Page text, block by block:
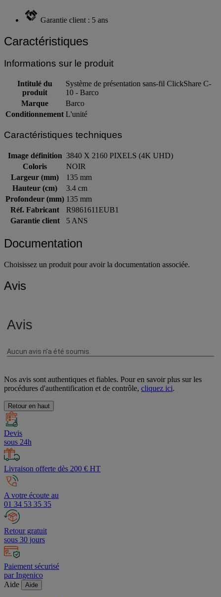
Garantie client : 5 ans
Caractéristiques
Informations sur le produit
Intitulé du
produit
Système de présentation sans-fil ClickShare C-
10 - Barco
Marque
Barco
Conditionnement L'unité
Caractéristiques techniques
Image définition 3840 X 2160 PIXELS (4K UHD)
Coloris
NOIR
Largeur (mm)
135 mm
Hauteur (cm)
3.4 cm
Profondeur (mm) 135 mm
Réf. Fabricant
R9861611EUB1
Garantie client
5 ANS
Documentation
Choisissez un produit pour avoir la documentation associée.
Avis
Nos avis sont authentiques et fiables. Pour en savoir plus sur les
procédures d'authentification et de contrôle, cliquez ici.
Retour en haut
Devis
sous 24h
Livraison offerte dès 200 € HT
A votre écoute au
01 34 53 35 35
Retour gratuit
sous 30 jours
Paiement sécurisé
par Ingenico
Aide
Aide